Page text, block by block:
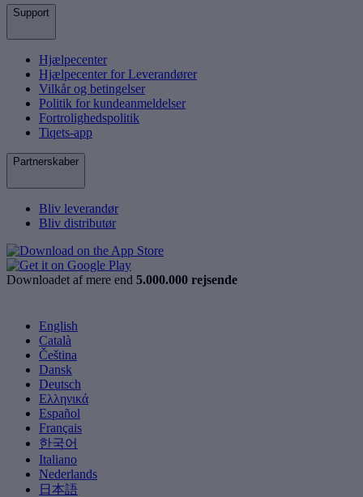
Support
Hjælpecenter
Hjælpecenter for Leverandører
Vilkår og betingelser
Politik for kundeanmeldelser
Fortrolighedspolitik
Tiqets-app
Partnerskaber
Bliv leverandør
Bliv distributør
Downloadet af mere end 5.000.000 rejsende
English
Català
Čeština
Dansk
Deutsch
Ελληνικά
Español
Français
한국어
Italiano
Nederlands
日本語